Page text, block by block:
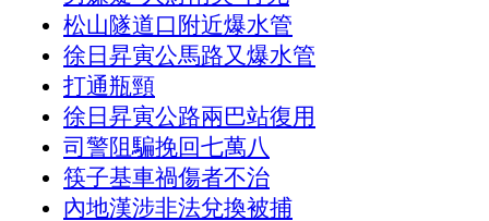
松山隧道口附近爆水管
徐日昇寅公馬路又爆水管
打通瓶頸
徐日昇寅公路兩巴站復用
司警阻騙挽回七萬八
筷子基車禍傷者不治
內地漢涉非法兌換被捕